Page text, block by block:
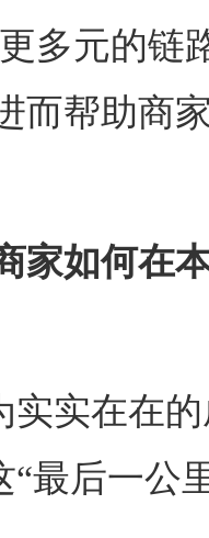
多元的链
而帮助商
家如何在
实在在的
最后一公